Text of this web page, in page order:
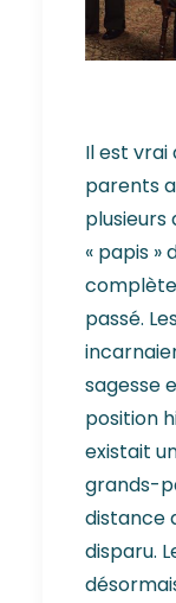
Il est vrai
parents
plusieurs
« papis »
passé.
sagesse
position
existait
grands-
distance
disparu.